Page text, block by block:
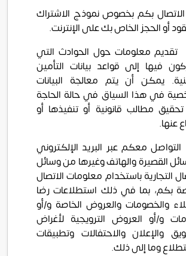
الاتصال بكم بخصوص نموذج الاشتراك
أو الحجز الخاص بك على الإنترنت.
تقديم معلومات حول الحوادث التي
فيها إلى قواعد بيانات التأمين
يمكن أن يتم معالجة البيانات
في هذا السياق في حالة الحاجة
مطالب قانونية أو تنفيذها أو
عنها.
التواصل معكم عبر البريد الإلكتروني
القصيرة والهاتف وغيرها من وسائل
التجارية باستخدام معلومات الاتصال
بكم، بما في ذلك استطلاعات رضا
والخصومات والعروض الخاصة و/أو
و/أو العروض الترويجية لأغراض
والإعلان والاحتفالات وتطبيقات
وما إلى ذلك.